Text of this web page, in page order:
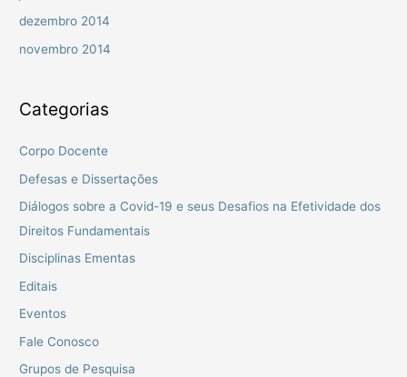
dezembro 2014
novembro 2014
Categorias
Corpo Docente
Defesas e Dissertações
Diálogos sobre a Covid-19 e seus Desafios na Efetividade dos
Direitos Fundamentais
Disciplinas Ementas
Editais
Eventos
Fale Conosco
Grupos de Pesquisa